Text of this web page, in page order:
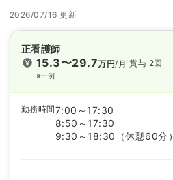
2026/07/16 更新
正看護師
15.3〜29.7万円/月
※一例
賞与 2回
勤務時間7:00～17:30
8:50～17:30
9:30～18:30
（休憩60分）